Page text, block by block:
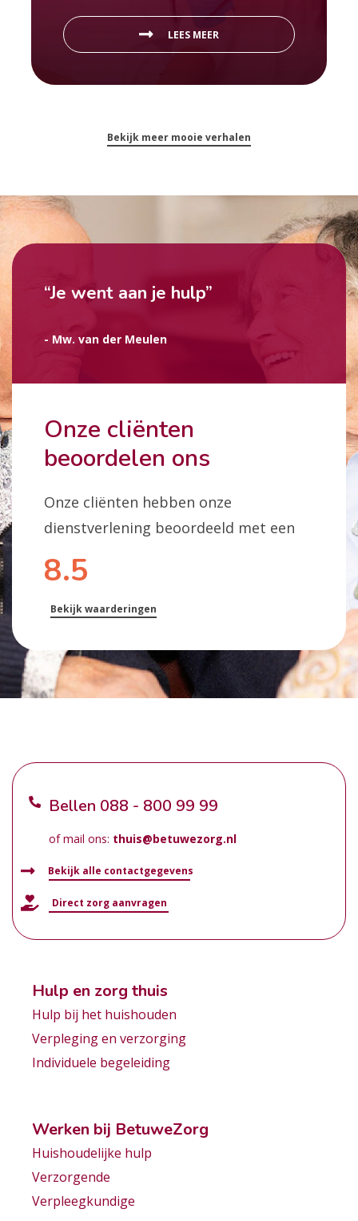
LEES MEER
Bekijk meer mooie verhalen
Onze cliënten
beoordelen ons
Onze cliënten hebben onze
dienstverlening beoordeeld met een
8.5
Bekijk waarderingen
“Je went aan je hulp”
- Mw. van der Meulen
Bellen 088 - 800 99 99
of mail ons: thuis@betuwezorg.nl
Bekijk alle contactgegevens
Direct zorg aanvragen
Hulp en zorg thuis
Hulp bij het huishouden
Verpleging en verzorging
Individuele begeleiding
Werken bij BetuweZorg
Huishoudelijke hulp
Verzorgende
Verpleegkundige